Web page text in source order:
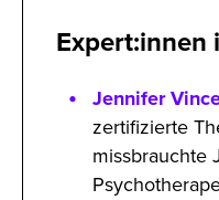
Expert:innen
Jennifer
zertifizierte
missbrauchte